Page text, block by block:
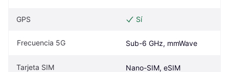
GPS Sí
Frecuencia 5G Sub-6 GHz, mmWave
Tarjeta SIM Nano-SIM, eSIM